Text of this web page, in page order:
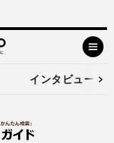
インタビュー